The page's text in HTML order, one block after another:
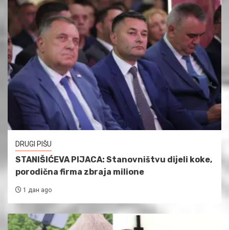
DRUGI PIŠU
STANIŠIĆEVA PIJACA: Stanovništvu dijeli koke,
porodična firma zbraja milione
1 дан ago